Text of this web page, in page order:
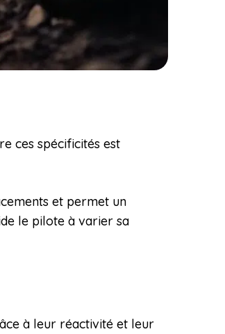
ces spécificités est
et permet un
le pilote à varier sa
à leur réactivité et leur